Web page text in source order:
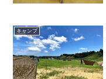
キャンプ